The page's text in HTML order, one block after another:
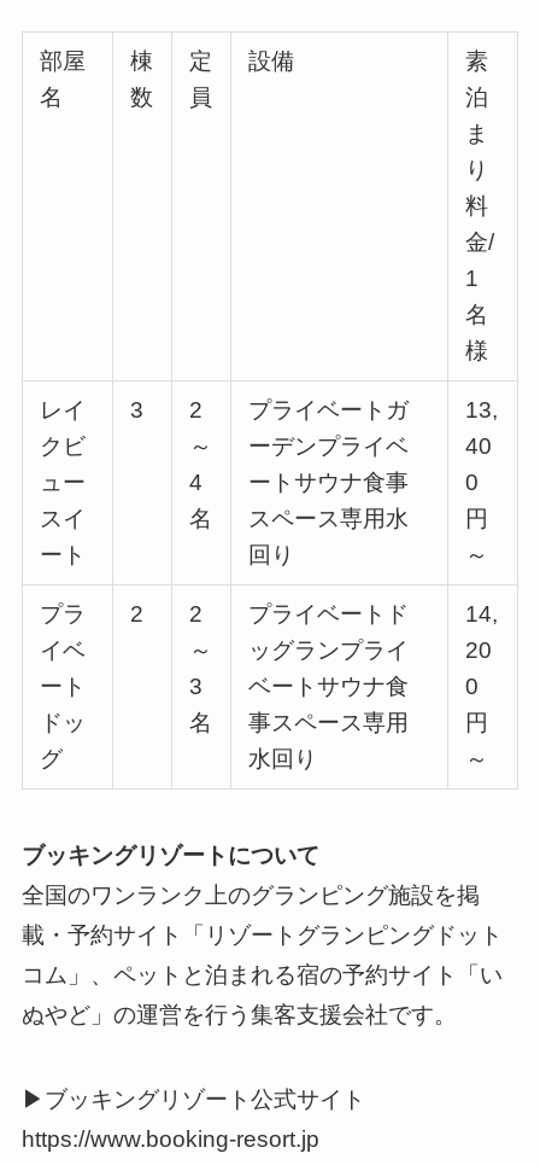
部屋
名
棟
数
定
員
設備
素
泊
ま
り
料
金/
1
名
様
レイ
クビ
ュー
スイ
ート
3
2
～
4
名
プライベートガ
ーデンプライベ
ートサウナ食事
スペース専用水
回り
13,
40
0
円
～
プラ
イベ
ート
ドッ
グ
2
2
～
3
名
プライベートド
ッグランプライ
ベートサウナ食
事スペース専用
水回り
14,
20
0
円
～
ブッキングリゾートについて
全国のワンランク上のグランピング施設を掲
載・予約サイト「リゾートグランピングドット
コム」、ペットと泊まれる宿の予約サイト「い
ぬやど」の運営を行う集客支援会社です。
▶ブッキングリゾート公式サイト
https://www.booking-resort.jp